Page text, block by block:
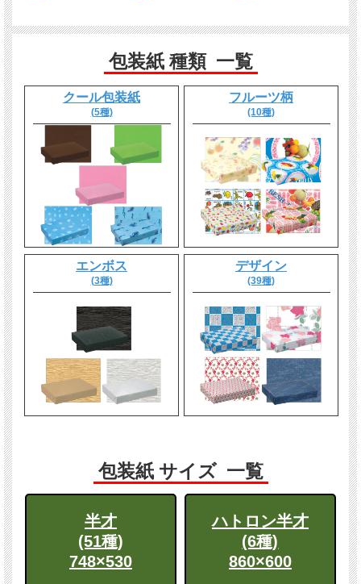
包装紙 種類 一覧
クール包装紙
(5種)
フルーツ柄
(10種)
エンボス
(3種)
デザイン
(39種)
包装紙 サイズ 一覧
半才
(51種)
748×530
ハトロン半才
(6種)
860×600